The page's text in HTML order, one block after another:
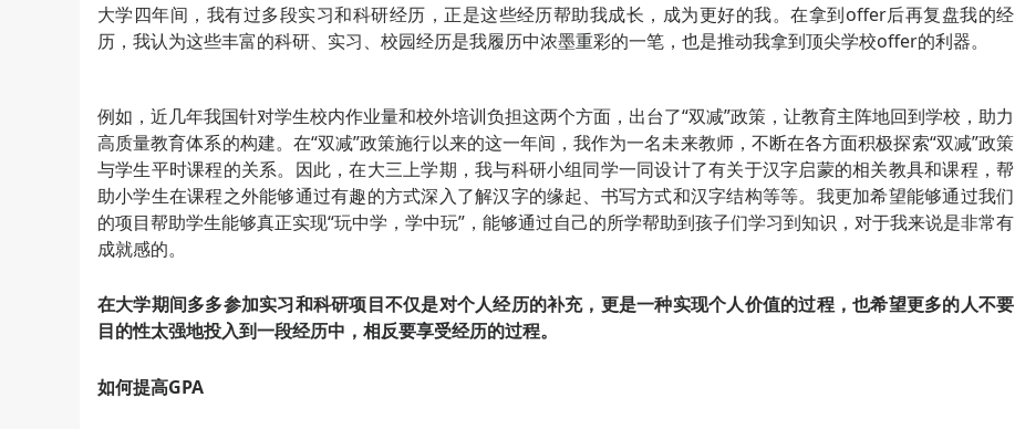
大学四年间，我有过多段实习和科研经历，正是这些经历帮助我成长，成为更好的我。在拿到offer后再复盘我的经
历，我认为这些丰富的科研、实习、校园经历是我履历中浓墨重彩的一笔，也是推动我拿到​顶尖学校offer的利器。
例如，近几年我国针对学生校内作业量和校外培训负担这两个方面，出台了“双减”政策，让教育主阵地回到学校，助力
高质量教育体系的构建。在“双减”政策施行以来的这一年间，我作为一名未来教师，不断在各方面积极探索“双减”政策
与学生平时课程的关系。因此，在大三上学期，我与科研小组同学一同设计了有关于汉字启蒙的相关教具和课程，帮
助小学生在课程之外能够通过有趣的方式深入了解汉字的缘起、书写方式和汉字结构等等。我更加希望能够通过我们
的项目帮助学生能够真正实现“玩中学，学中玩”，能够通过自己的所学帮助到孩子们学习到知识，对于我来说是非常有
成就感的。
在大学期间多多参加实习和科研项目不仅是对个人经历的补充，更是一种实现个人价值的过程，也希望更多的人不要
目的性太强地投入到一段经历中，相反要享受经历的过程。
如何提高GPA